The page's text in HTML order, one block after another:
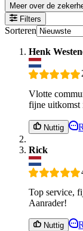
Meer over de
Filters
Sorteren
Henk
Vlotte
fijne uitkomst
Nuttig
Rick
Top service,
Aanrader!
Nuttig